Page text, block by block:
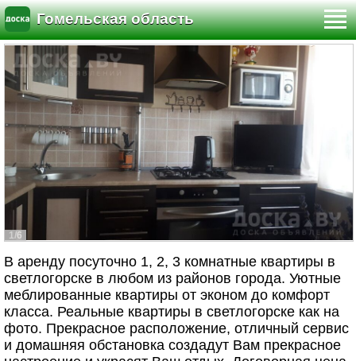
Гомельская область
1/6
В аренду посуточно 1, 2, 3 комнатные квартиры в
светлогорске в любом из районов города. Уютные
меблированные квартиры от эконом до комфорт
класса. Реальные квартиры в светлогорске как на
фото. Прекрасное расположение, отличный сервис
и домашняя обстановка создадут Вам прекрасное